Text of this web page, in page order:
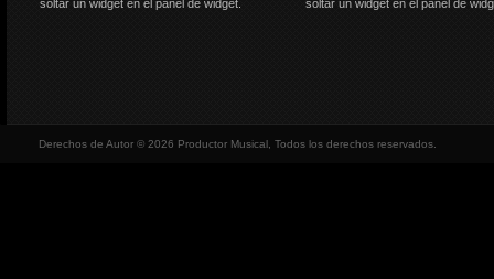
soltar un widget en el panel de widget.
soltar un widget en el panel de
Derechos de Autor © 2026 Productor Musical, Todos los derechos reservados.